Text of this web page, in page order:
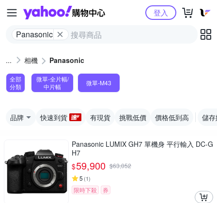
Yahoo購物中心
Panasonic
登入
相機 Panasonic
全部
分類
微單-全片幅/
中片幅
微單-M43
品牌 快速到貨 有現貨 挑戰低價 價格低到高 儲
Panasonic LUMIX GH7 單機身 平行輸入 DC-G
H7
$59,900 $63,052
5 (1)
限時下殺 券